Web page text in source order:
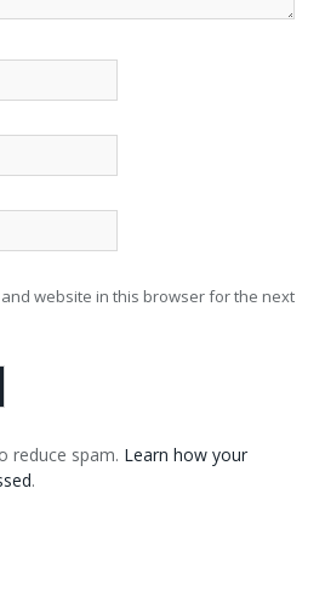
website in this browser for the next
reduce spam. Learn how your
.